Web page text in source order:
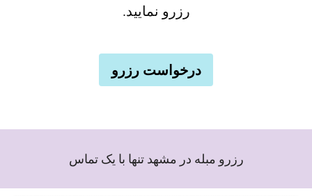
رزرو نمایید.
درخواست رزرو
رزرو مبله در مشهد تنها با یک تماس